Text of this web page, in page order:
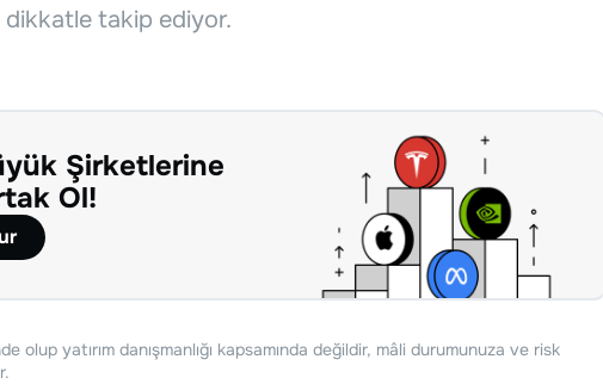
dikkatle takip ediyor.
Şirketlerine
Ol!
olup yatırım danışmanlığı kapsamında değildir, mâli durumunuza ve risk